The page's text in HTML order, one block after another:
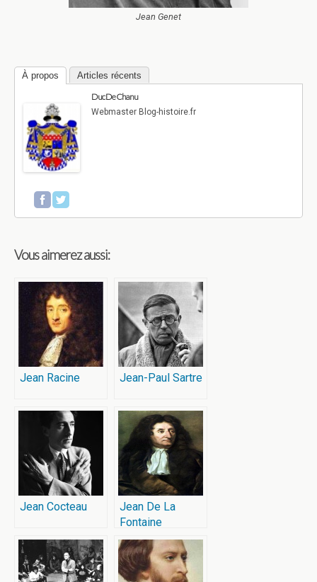
Jean Genet
À propos
Articles récents
Duc De Chanu
Webmaster Blog-histoire.fr
Vous aimerez aussi:
Jean Racine Jean-Paul Sartre
Jean Cocteau
Jean De La
Fontaine